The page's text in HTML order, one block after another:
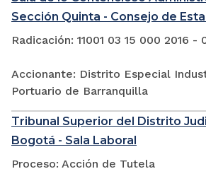
Sección Quinta - Consejo de
Radicación: 11001 03 15 000 2016 -
Accionante: Distrito Especial
Portuario de Barranquilla
Tribunal Superior del Distrito
Bogotá - Sala Laboral
Proceso: Acción de Tutela